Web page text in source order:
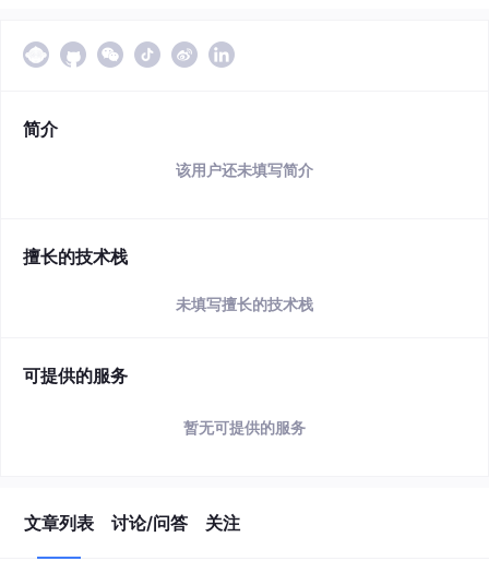
简介
该用户还未填写简介
擅长的技术栈
未填写擅长的技术栈
可提供的服务
暂无可提供的服务
文章列表 讨论/问答 关注